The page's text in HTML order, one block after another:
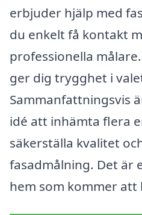
erbjuder hjälp med
du enkelt få kontakt
professionella
ger dig trygghet i
Sammanfattningsvis
idé att inhämta flera
säkerställa kvalitet
fasadmålning. Det är
hem som kommer att